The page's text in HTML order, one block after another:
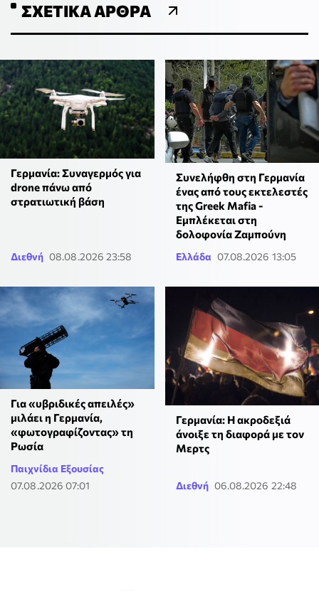
ΣΧΕΤΙΚΆ ΆΡΘΡΑ
Γερμανία: Συναγερμός για
drone πάνω από
στρατιωτική βάση
Διεθνή 08.08.2026 23:58
Συνελήφθη στη Γερμανία
ένας από τους εκτελεστές
της Greek Mafia -
Εμπλέκεται στη
δολοφονία Ζαμπούνη
Ελλάδα 07.08.2026 13:05
Για «υβριδικές απειλές»
μιλάει η Γερμανία,
«φωτογραφίζοντας» τη
Ρωσία
Παιχνίδια Εξουσίας
07.08.2026 07:01
Γερμανία: Η ακροδεξιά
άνοιξε τη διαφορά με τον
Μερτς
Διεθνή 06.08.2026 22:48